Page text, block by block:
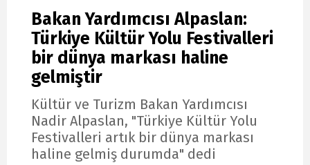
Bakan Yardımcısı Alpaslan:
Türkiye Kültür Yolu Festivalleri
bir dünya markası haline
gelmiştir
Kültür ve Turizm Bakan Yardımcısı
Nadir Alpaslan, "Türkiye Kültür Yolu
Festivalleri artık bir dünya markası
haline gelmiş durumda" dedi